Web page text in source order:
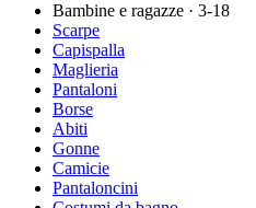
Bambine e ragazze · 3-18
Scarpe
Capispalla
Maglieria
Pantaloni
Borse
Abiti
Gonne
Camicie
Pantaloncini